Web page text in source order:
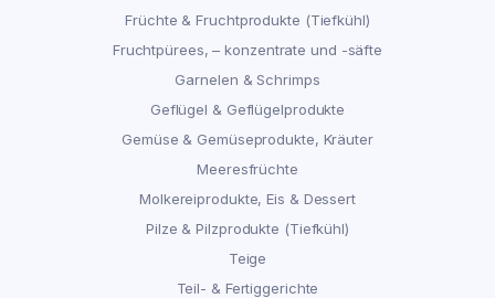
Früchte & Fruchtprodukte (Tiefkühl)
Fruchtpürees, – konzentrate und -säfte
Garnelen & Schrimps
Geflügel & Geflügelprodukte
Gemüse & Gemüseprodukte, Kräuter
Meeresfrüchte
Molkereiprodukte, Eis & Dessert
Pilze & Pilzprodukte (Tiefkühl)
Teige
Teil- & Fertiggerichte